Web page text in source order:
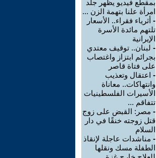
بمقطع فيديو يظهر جلد
امرأة علنا بتهمة الزن ...
- أثرياء فقراء.. الأسعار
تلتهم مائدة الأسرة
الإيرانية
- لبنان.. توقيف معتدي
بجرائم ابتزاز واغتصاب
على فتاة قاصر
- اعتقال وتعذيب
وانتهاكات.. معاناة
الأسيرات الفلسطينيات
تتفاقم ...
- مصر: القبض على زوج
قتل زوجته خنقًا في دار
السلام
- مناشدات عاجلة لإنقاذ
الطفلة مسك ونقلها